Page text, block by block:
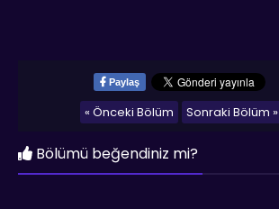
Paylaş
Sonraki Bölüm »
« Önceki Bölüm
Bölümü beğendiniz mi?